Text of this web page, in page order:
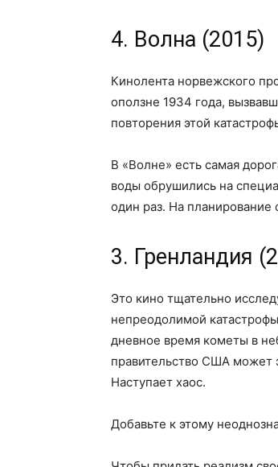
4. Волна (2015)
Кинолента норвежского
оползне 1934 года,
повторения этой
В «Волне» есть самая
воды обрушились на
один раз. На
3. Гренландия
Это кино тщательно
непреодолимой
дневное время кометы в
правительство США может
Наступает хаос.
Добавьте к этому